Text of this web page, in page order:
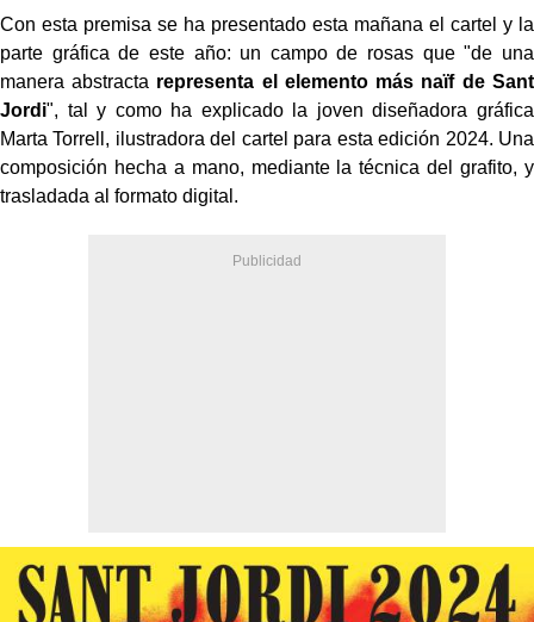
Con esta premisa se ha presentado esta mañana el cartel y la
parte gráfica de este año: un campo de rosas que "de una
manera abstracta representa el elemento más naïf de Sant
Jordi", tal y como ha explicado la joven diseñadora gráfica
Marta Torrell, ilustradora del cartel para esta edición 2024. Una
composición hecha a mano, mediante la técnica del grafito, y
trasladada al formato digital.